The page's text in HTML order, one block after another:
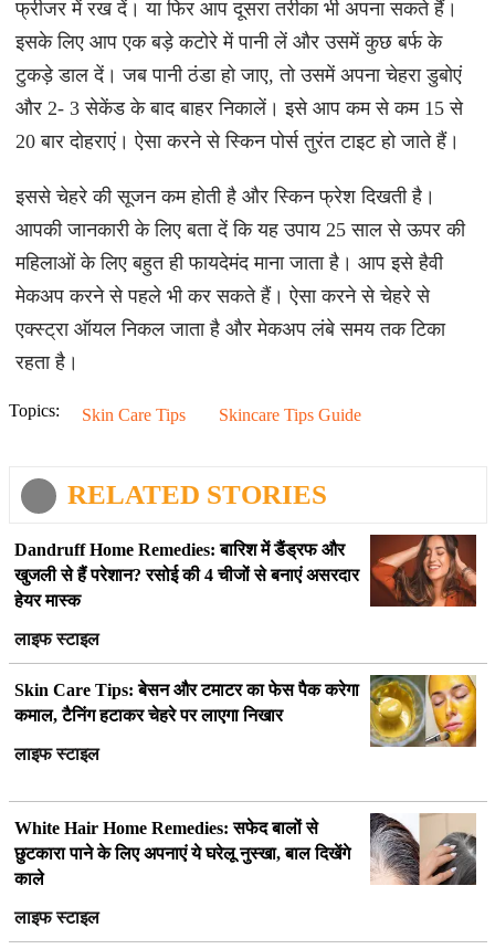
फ्रीजर में रख दें। या फिर आप दूसरा तरीका भी अपना सकते हैं।
इसके लिए आप एक बड़े कटोरे में पानी लें और उसमें कुछ बर्फ के
टुकड़े डाल दें। जब पानी ठंडा हो जाए, तो उसमें अपना चेहरा डुबोएं
और 2- 3 सेकेंड के बाद बाहर निकालें। इसे आप कम से कम 15 से
20 बार दोहराएं। ऐसा करने से स्किन पोर्स तुरंत टाइट हो जाते हैं।
इससे चेहरे की सूजन कम होती है और स्किन फ्रेश दिखती है।
आपकी जानकारी के लिए बता दें कि यह उपाय 25 साल से ऊपर की
महिलाओं के लिए बहुत ही फायदेमंद माना जाता है। आप इसे हैवी
मेकअप करने से पहले भी कर सकते हैं। ऐसा करने से चेहरे से
एक्स्ट्रा ऑयल निकल जाता है और मेकअप लंबे समय तक टिका
रहता है।
Topics: Skin Care Tips Skincare Tips Guide
RELATED STORIES
Dandruff Home Remedies: बारिश में डैंड्रफ और
खुजली से हैं परेशान? रसोई की 4 चीजों से बनाएं असरदार
हेयर मास्क
लाइफ स्टाइल
Skin Care Tips: बेसन और टमाटर का फेस पैक करेगा
कमाल, टैनिंग हटाकर चेहरे पर लाएगा निखार
लाइफ स्टाइल
White Hair Home Remedies: सफेद बालों से
छुटकारा पाने के लिए अपनाएं ये घरेलू नुस्खा, बाल दिखेंगे
काले
लाइफ स्टाइल